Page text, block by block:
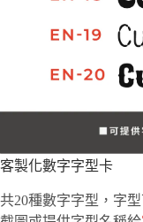
客製化數字字型卡
共20種數字字型，字